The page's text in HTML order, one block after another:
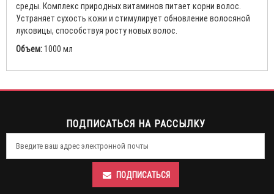
среды. Комплекс природных витаминов питает корни волос.
Устраняет сухость кожи и стимулирует обновление волосяной
луковицы, способствуя росту новых волос.
Объем:1000 мл
ПОДПИСАТЬСЯ НА РАССЫЛКУ
ПОДПИСАТЬСЯ